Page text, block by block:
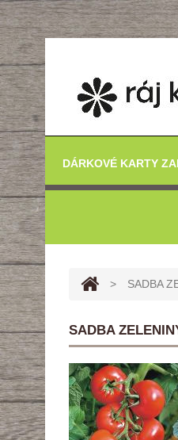
DÁRKOVÉ KARTY
> SADBA
SADBA